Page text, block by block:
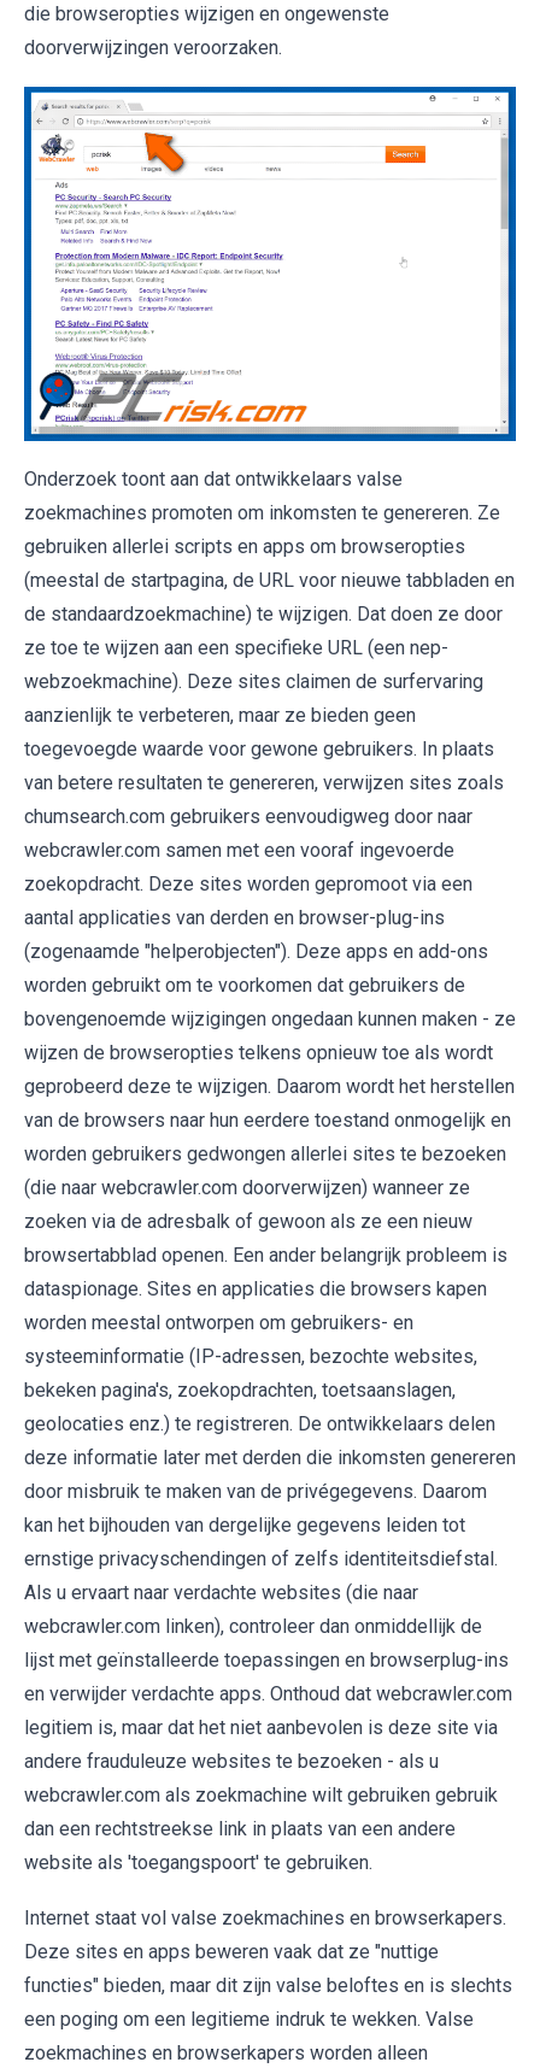
die browseropties wijzigen en ongewenste
doorverwijzingen veroorzaken.
Onderzoek toont aan dat ontwikkelaars valse
zoekmachines promoten om inkomsten te genereren. Ze
gebruiken allerlei scripts en apps om browseropties
(meestal de startpagina, de URL voor nieuwe tabbladen en
de standaardzoekmachine) te wijzigen. Dat doen ze door
ze toe te wijzen aan een specifieke URL (een nep-
webzoekmachine). Deze sites claimen de surfervaring
aanzienlijk te verbeteren, maar ze bieden geen
toegevoegde waarde voor gewone gebruikers. In plaats
van betere resultaten te genereren, verwijzen sites zoals
chumsearch.com gebruikers eenvoudigweg door naar
webcrawler.com samen met een vooraf ingevoerde
zoekopdracht. Deze sites worden gepromoot via een
aantal applicaties van derden en browser-plug-ins
(zogenaamde "helperobjecten"). Deze apps en add-ons
worden gebruikt om te voorkomen dat gebruikers de
bovengenoemde wijzigingen ongedaan kunnen maken - ze
wijzen de browseropties telkens opnieuw toe als wordt
geprobeerd deze te wijzigen. Daarom wordt het herstellen
van de browsers naar hun eerdere toestand onmogelijk en
worden gebruikers gedwongen allerlei sites te bezoeken
(die naar webcrawler.com doorverwijzen) wanneer ze
zoeken via de adresbalk of gewoon als ze een nieuw
browsertabblad openen. Een ander belangrijk probleem is
dataspionage. Sites en applicaties die browsers kapen
worden meestal ontworpen om gebruikers- en
systeeminformatie (IP-adressen, bezochte websites,
bekeken pagina's, zoekopdrachten, toetsaanslagen,
geolocaties enz.) te registreren. De ontwikkelaars delen
deze informatie later met derden die inkomsten genereren
door misbruik te maken van de privégegevens. Daarom
kan het bijhouden van dergelijke gegevens leiden tot
ernstige privacyschendingen of zelfs identiteitsdiefstal.
Als u ervaart naar verdachte websites (die naar
webcrawler.com linken), controleer dan onmiddellijk de
lijst met geïnstalleerde toepassingen en browserplug-ins
en verwijder verdachte apps. Onthoud dat webcrawler.com
legitiem is, maar dat het niet aanbevolen is deze site via
andere frauduleuze websites te bezoeken - als u
webcrawler.com als zoekmachine wilt gebruiken gebruik
dan een rechtstreekse link in plaats van een andere
website als 'toegangspoort' te gebruiken.
Internet staat vol valse zoekmachines en browserkapers.
Deze sites en apps beweren vaak dat ze "nuttige
functies" bieden, maar dit zijn valse beloftes en is slechts
een poging om een legitieme indruk te wekken. Valse
zoekmachines en browserkapers worden alleen